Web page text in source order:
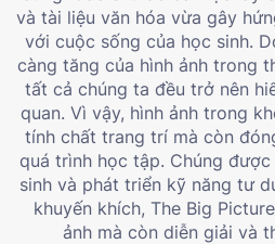
và tài liệu văn hóa vừa gây
với cuộc sống của học sinh.
càng tăng của hình ảnh trong
tất cả chúng ta đều trở nên
quan. Vì vậy, hình ảnh trong
tính chất trang trí mà còn
quá trình học tập. Chúng
sinh và phát triển kỹ năng tư
khuyến khích, The Big
ảnh mà còn diễn giải và